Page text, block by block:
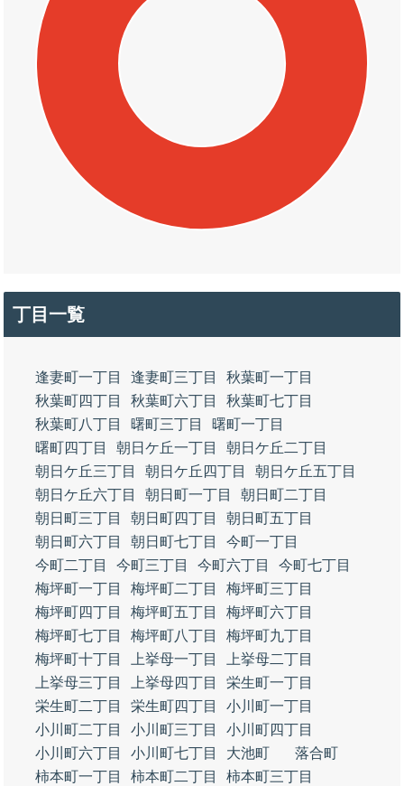
丁目一覧
逢妻町一丁目 逢妻町三丁目
秋葉町一丁目
秋葉町四丁目
秋葉町六丁目
秋葉町七丁目
秋葉町八丁目
曙町三丁目
曙町一丁目
曙町四丁目
朝日ケ丘一丁目
朝日ケ丘二丁目
朝日ケ丘三丁目
朝日ケ丘四丁目
朝日ケ丘五丁目
朝日ケ丘六丁目
朝日町一丁目
朝日町二丁目
朝日町三丁目
朝日町四丁目
朝日町五丁目
朝日町六丁目
朝日町七丁目
今町一丁目
今町二丁目
今町三丁目 今町六丁目
今町七丁目
梅坪町一丁目
梅坪町二丁目
梅坪町三丁目
梅坪町四丁目
梅坪町五丁目
梅坪町六丁目
梅坪町七丁目
梅坪町八丁目
梅坪町九丁目
梅坪町十丁目
上挙母一丁目
上挙母二丁目
上挙母三丁目
上挙母四丁目
栄生町一丁目
栄生町二丁目
栄生町四丁目
小川町一丁目
小川町二丁目
小川町三丁目
小川町四丁目
小川町六丁目
小川町七丁目 大池町
落合町
柿本町一丁目
柿本町二丁目
柿本町三丁目